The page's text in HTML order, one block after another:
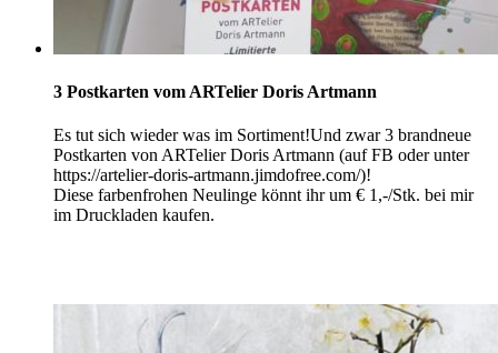
3 Postkarten vom ARTelier Doris Artmann
Es tut sich wieder was im Sortiment!Und zwar 3 brandneue
Postkarten von ARTelier Doris Artmann (auf FB oder unter
https://artelier-doris-artmann.jimdofree.com/)!
Diese farbenfrohen Neulinge könnt ihr um € 1,-/Stk. bei mir
im Druckladen kaufen.